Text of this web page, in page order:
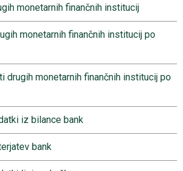
monetarnih finančnih institucij
monetarnih finančnih institucij po
drugih monetarnih finančnih institucij po
iz bilance bank
bank